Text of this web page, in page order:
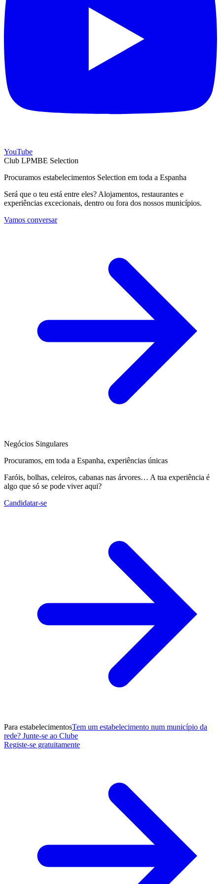
YouTube
Club LPMBE Selection
Procuramos estabelecimentos Selection em toda a Espanha
Será que o teu está entre eles? Alojamentos, restaurantes e
experiências excecionais, dentro ou fora dos nossos municípios.
Vamos conversar
Negócios Singulares
Procuramos, em toda a Espanha, experiências únicas
Faróis, bolhas, celeiros, cabanas nas árvores… A tua experiência é
algo que só se pode viver aqui?
Candidatar-se
Para estabelecimentosTem um estabelecimento num município da
rede? Junte-se ao Clube
Registe-se gratuitamente